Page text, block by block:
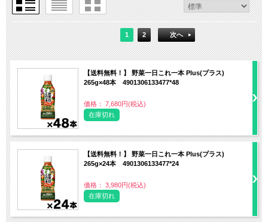
1 2 次へ
【送料無料！】 野菜一日これ一本 Plus(プラス)
265g×48本 4901306133477*48
価格： 7,680円(税込)
在庫切れ
【送料無料！】 野菜一日これ一本 Plus(プラス)
265g×24本 4901306133477*24
価格： 3,980円(税込)
在庫切れ